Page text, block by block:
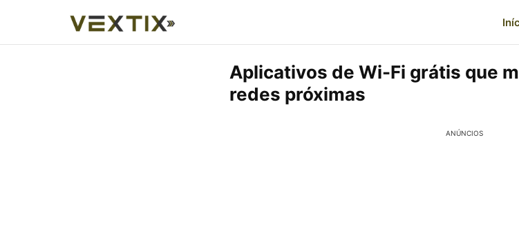
Aplicativos de Wi-Fi grátis que
redes próximas
ANÚNCIOS